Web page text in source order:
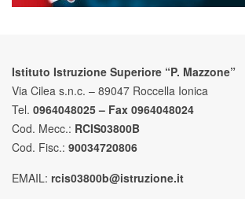
Istituto Istruzione Superiore “P. Mazzone”
Via Cilea s.n.c. – 89047 Roccella Ionica
Tel. 0964048025 – Fax 0964048024
Cod. Mecc.: RCIS03800B
Cod. Fisc.: 90034720806
EMAIL: rcis03800b@istruzione.it